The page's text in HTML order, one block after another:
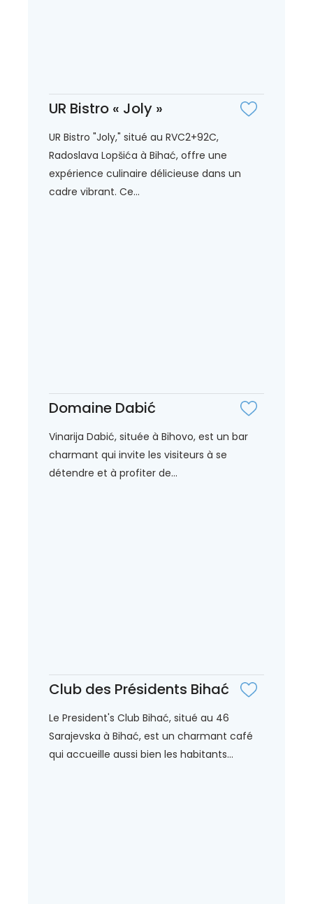
UR Bistro « Joly »
UR Bistro "Joly," situé au RVC2+92C,
Radoslava Lopšića à Bihać, offre une
expérience culinaire délicieuse dans un
cadre vibrant. Ce...
Domaine Dabić
Vinarija Dabić, située à Bihovo, est un bar
charmant qui invite les visiteurs à se
détendre et à profiter de...
Club des Présidents Bihać
Le President's Club Bihać, situé au 46
Sarajevska à Bihać, est un charmant café
qui accueille aussi bien les habitants...